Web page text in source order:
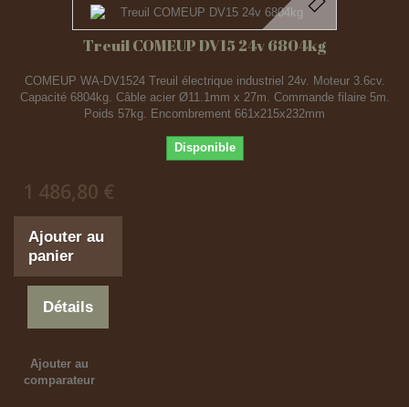
Treuil COMEUP DV15 24v 6804kg
COMEUP WA-DV1524 Treuil électrique industriel 24v. Moteur 3.6cv.
Capacité 6804kg. Câble acier Ø11.1mm x 27m. Commande filaire 5m.
Poids 57kg. Encombrement 661x215x232mm
Disponible
1 486,80 €
Ajouter au
panier
Détails
Ajouter au
comparateur